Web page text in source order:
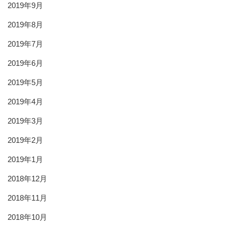
2019年9月
2019年8月
2019年7月
2019年6月
2019年5月
2019年4月
2019年3月
2019年2月
2019年1月
2018年12月
2018年11月
2018年10月